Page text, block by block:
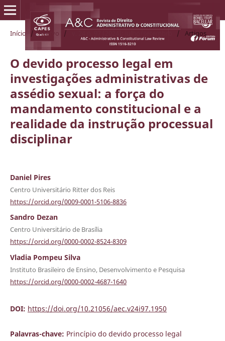
Início / Acervo / / Artigos
O devido processo legal em
investigações administrativas de
assédio sexual: a força do
mandamento constitucional e a
realidade da instrução processual
disciplinar
Daniel Pires
Centro Universitário Ritter dos Reis
https://orcid.org/0009-0001-5106-8836
Sandro Dezan
Centro Universitário de Brasília
https://orcid.org/0000-0002-8524-8309
Vladia Pompeu Silva
Instituto Brasileiro de Ensino, Desenvolvimento e Pesquisa
https://orcid.org/0000-0002-4687-1640
DOI: https://doi.org/10.21056/aec.v24i97.1950
Palavras-chave: Princípio do devido processo legal